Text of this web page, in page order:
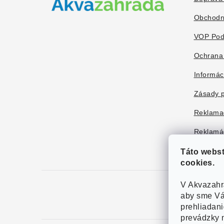
Táto
cookies.
V
aby sme
prevádzky
VOP
Zásady